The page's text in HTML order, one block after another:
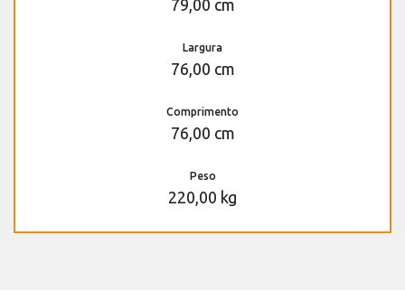
79,00 cm
Largura
76,00 cm
Comprimento
76,00 cm
Peso
220,00 kg